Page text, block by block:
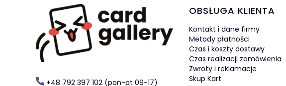
+48 792 397 102 (pon-pt 09-17)
Linki w stopce
OBSŁUGA KLIENTA
Kontakt i dane firmy
Metody płatności
Czas i koszty dostawy
Czas realizacji zamówienia
Zwroty i reklamacje
Skup Kart